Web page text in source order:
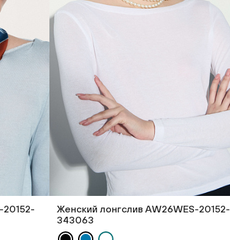
20152-
Женский лонгслив AW26WES-20152-
343063